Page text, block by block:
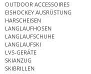
OUTDOOR ACCESSOIRES
EISHOCKEY AUSRÜSTUNG
HARSCHEISEN
LANGLAUFHOSEN
LANGLAUFSCHUHE
LANGLAUFSKI
LVS-GERÄTE
SKIANZUG
SKIBRILLEN